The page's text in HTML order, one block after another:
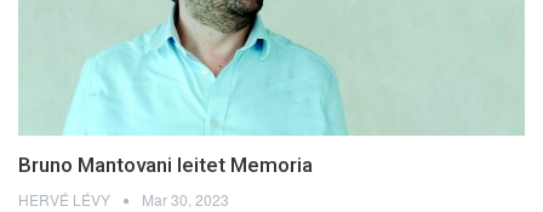
Bruno Mantovani leitet Memoria
HERVÉ LÉVY Mar 30, 2023